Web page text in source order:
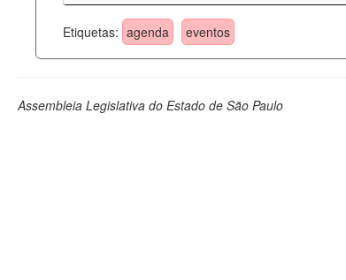
Etiquetas: agenda eventos
Assembleia Legislativa do Estado de São Paulo